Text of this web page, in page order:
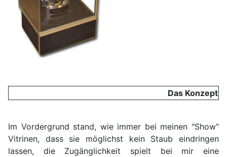
Das Konzept
Im Vordergrund stand, wie immer bei meinen "Show"
Vitrinen, dass sie möglichst kein Staub eindringen
lassen, die Zugänglichkeit spielt bei mir eine